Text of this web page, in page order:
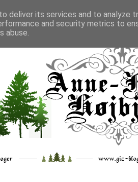
___ _. __
deliver its services and to analyze
and security metrics to
abuse.